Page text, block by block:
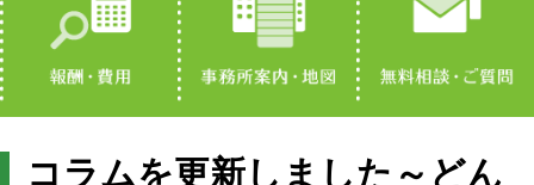
コラムを更新しました～どん